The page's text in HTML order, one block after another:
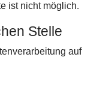
ist nicht möglich.
Stelle
auf